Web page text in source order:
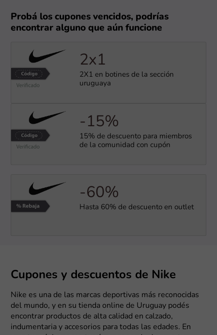
Probá los cupones vencidos, podrías
encontrar alguno que aún funcione
2x1
2X1 en botines de la sección
uruguaya
-15%
15% de descuento para miembros
de la comunidad con cupón
-60%
Hasta 60% de descuento en outlet
Cupones y descuentos de Nike
Nike es una de las marcas deportivas más reconocidas
del mundo, y en su tienda online de Uruguay podés
encontrar productos de alta calidad en calzado,
indumentaria y accesorios para todas las edades. En